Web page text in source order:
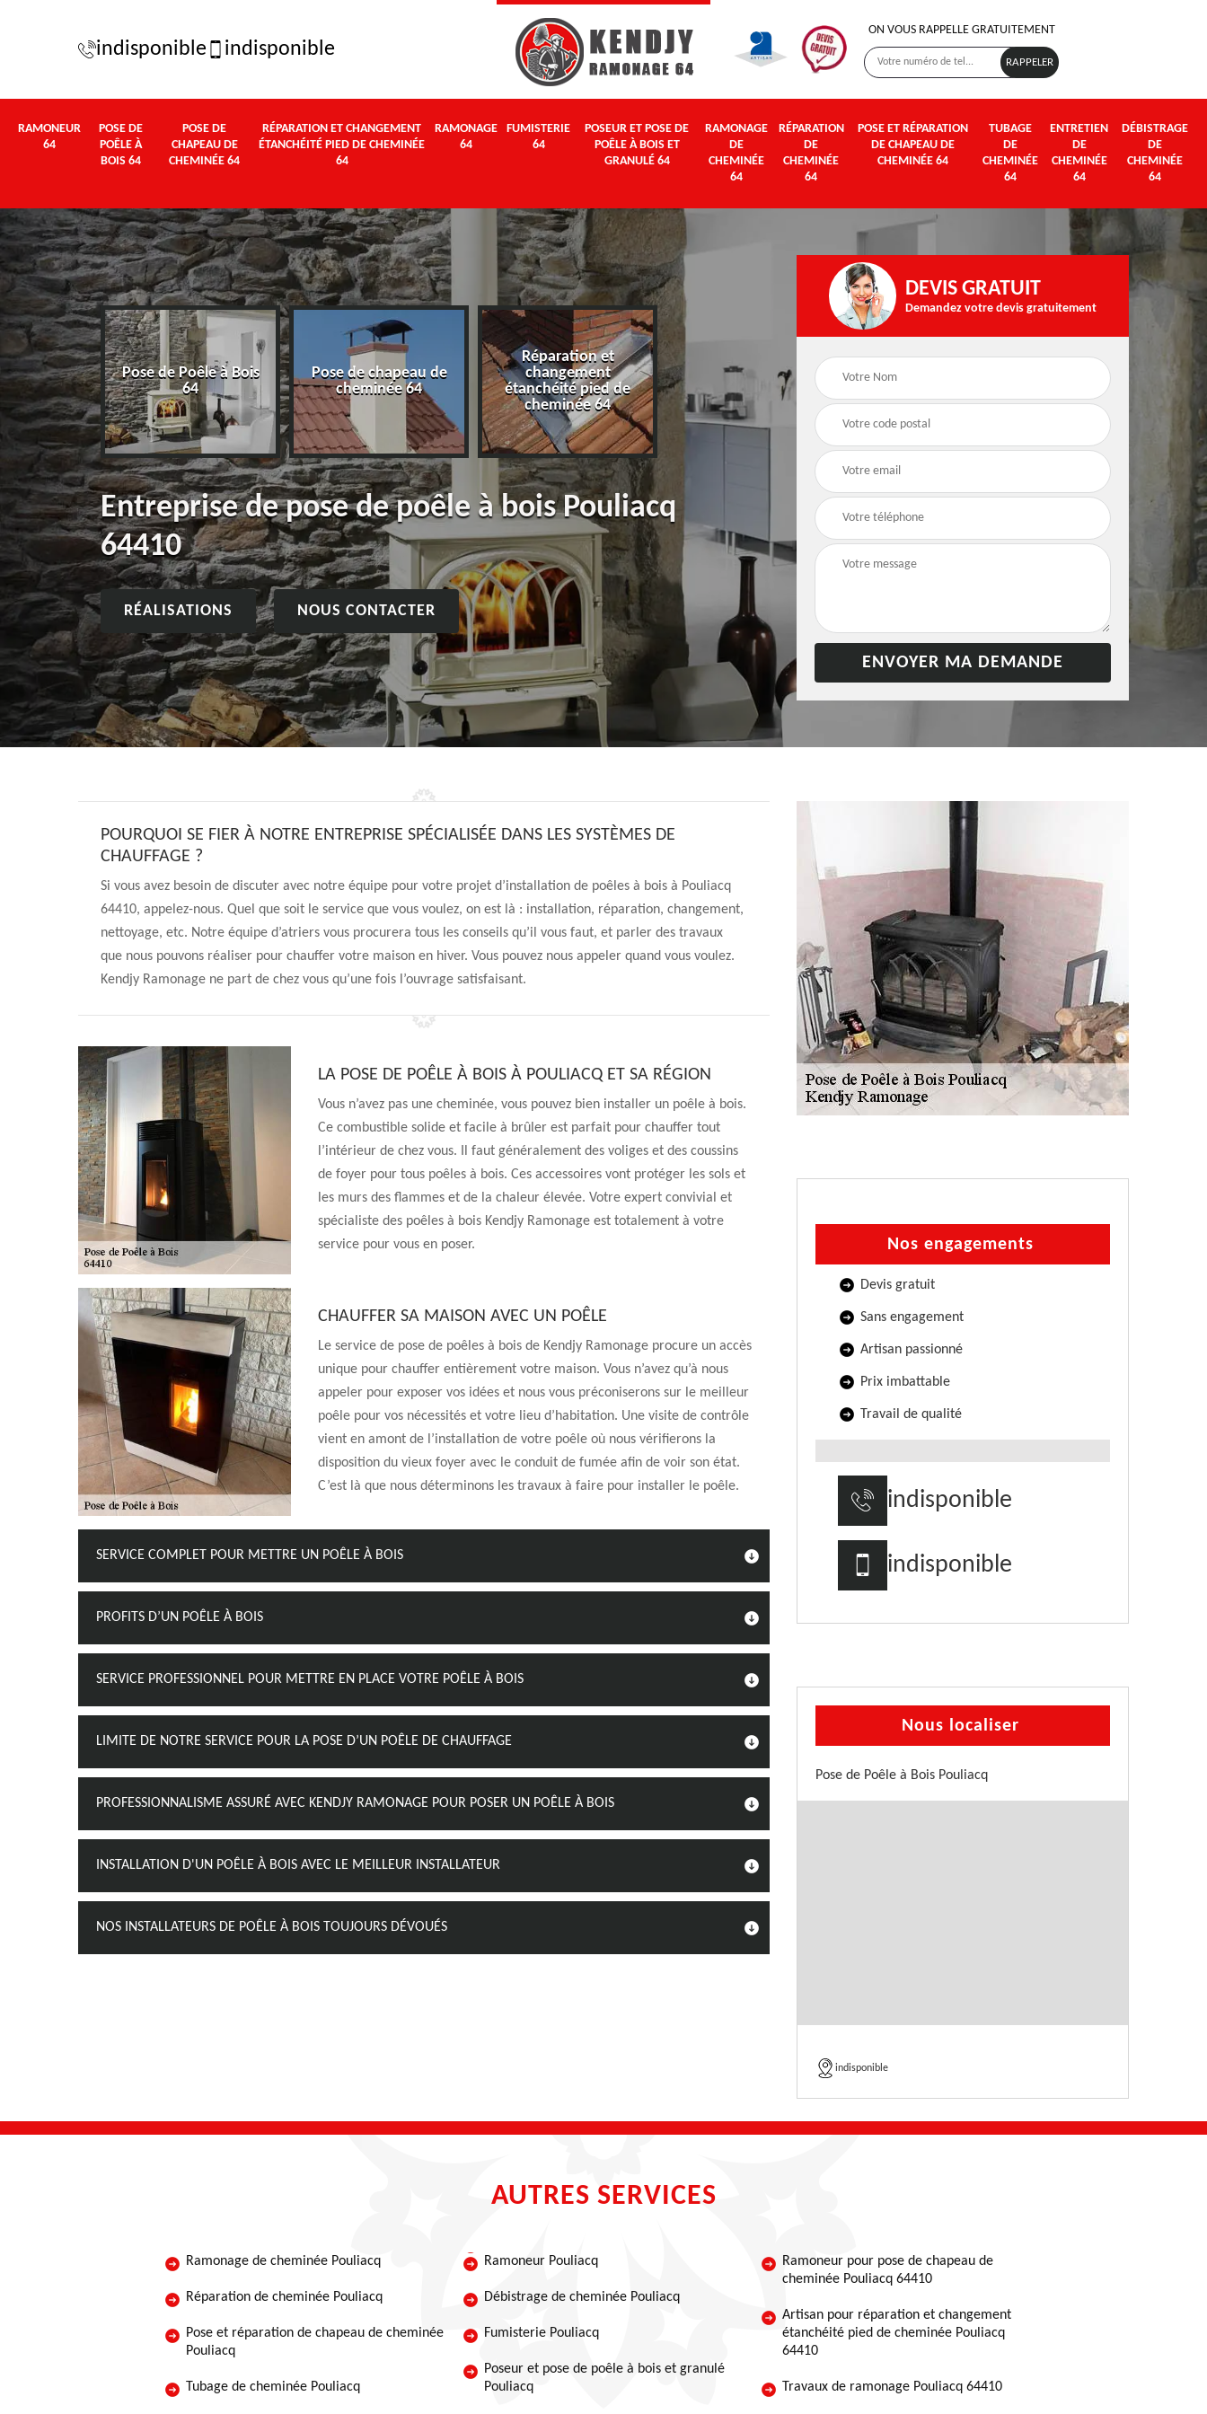
indisponible indisponible
ON VOUS RAPPELLE GRATUITEMENT
RAMONEUR
64
POSE DE
POÊLE À
BOIS 64
POSE DE
CHAPEAU DE
CHEMINÉE 64
RÉPARATION ET CHANGEMENT
ÉTANCHÉITÉ PIED DE CHEMINÉE
64
RAMONAGE
64
FUMISTERIE
64
POSEUR ET POSE DE
POÊLE À BOIS ET
GRANULÉ 64
RAMONAGE
DE
CHEMINÉE
64
RÉPARATION
DE
CHEMINÉE
64
POSE ET RÉPARATION
DE CHAPEAU DE
CHEMINÉE 64
TUBAGE
DE
CHEMINÉE
64
ENTRETIEN
DE
CHEMINÉE
64
DÉBISTRAGE
DE
CHEMINÉE
64
64
Pose de Poêle à Bois
64
Pose de chapeau de
cheminée 64
Réparation et
changement
étanchéité pied de
cheminée 64
Ramonage 64
Poseur et pose de
poêle à bois et
Entreprise de pose de poêle à bois Pouliacq
64410
RÉALISATIONS NOUS CONTACTER
DEVIS GRATUIT
Demandez votre devis gratuitement
POURQUOI SE FIER À NOTRE ENTREPRISE SPÉCIALISÉE DANS LES SYSTÈMES DE
CHAUFFAGE ?
Si vous avez besoin de discuter avec notre équipe pour votre projet d’installation de poêles à bois à Pouliacq
64410, appelez-nous. Quel que soit le service que vous voulez, on est là : installation, réparation, changement,
nettoyage, etc. Notre équipe d’atriers vous procurera tous les conseils qu’il vous faut, et parler des travaux
que nous pouvons réaliser pour chauffer votre maison en hiver. Vous pouvez nous appeler quand vous voulez.
Kendjy Ramonage ne part de chez vous qu’une fois l’ouvrage satisfaisant.
LA POSE DE POÊLE À BOIS À POULIACQ ET SA RÉGION
Vous n’avez pas une cheminée, vous pouvez bien installer un poêle à bois.
Ce combustible solide et facile à brûler est parfait pour chauffer tout
l’intérieur de chez vous. Il faut généralement des voliges et des coussins
de foyer pour tous poêles à bois. Ces accessoires vont protéger les sols et
les murs des flammes et de la chaleur élevée. Votre expert convivial et
spécialiste des poêles à bois Kendjy Ramonage est totalement à votre
service pour vous en poser.
CHAUFFER SA MAISON AVEC UN POÊLE
Le service de pose de poêles à bois de Kendjy Ramonage procure un accès
unique pour chauffer entièrement votre maison. Vous n’avez qu’à nous
appeler pour exposer vos idées et nous vous préconiserons sur le meilleur
poêle pour vos nécessités et votre lieu d’habitation. Une visite de contrôle
vient en amont de l’installation de votre poêle où nous vérifierons la
disposition du vieux foyer avec le conduit de fumée afin de voir son état.
C’est là que nous déterminons les travaux à faire pour installer le poêle.
SERVICE COMPLET POUR METTRE UN POÊLE À BOIS
PROFITS D’UN POÊLE À BOIS
SERVICE PROFESSIONNEL POUR METTRE EN PLACE VOTRE POÊLE À BOIS
LIMITE DE NOTRE SERVICE POUR LA POSE D’UN POÊLE DE CHAUFFAGE
PROFESSIONNALISME ASSURÉ AVEC KENDJY RAMONAGE POUR POSER UN POÊLE À BOIS
INSTALLATION D'UN POÊLE À BOIS AVEC LE MEILLEUR INSTALLATEUR
NOS INSTALLATEURS DE POÊLE À BOIS TOUJOURS DÉVOUÉS
Nos engagements
Devis gratuit
Sans engagement
Artisan passionné
Prix imbattable
Travail de qualité
indisponible
indisponible
Nous localiser
Pose de Poêle à Bois Pouliacq
indisponible
AUTRES SERVICES
Ramonage de cheminée Pouliacq
Réparation de cheminée Pouliacq
Pose et réparation de chapeau de cheminée
Pouliacq
Tubage de cheminée Pouliacq
Ramoneur Pouliacq
Débistrage de cheminée Pouliacq
Fumisterie Pouliacq
Poseur et pose de poêle à bois et granulé
Pouliacq
Ramoneur pour pose de chapeau de
cheminée Pouliacq 64410
Artisan pour réparation et changement
étanchéité pied de cheminée Pouliacq
64410
Travaux de ramonage Pouliacq 64410